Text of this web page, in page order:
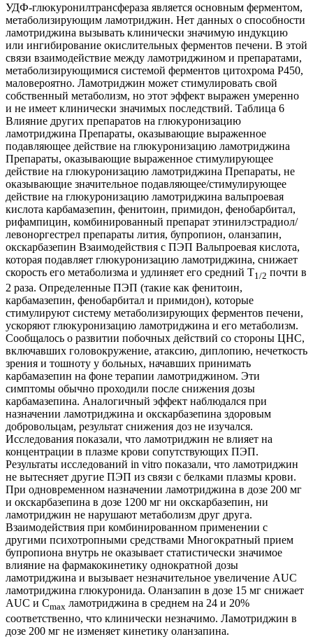
УДФ-глюкуронилтрансфераза является основным ферментом,
метаболизирующим ламотриджин. Нет данных о способности
ламотриджина вызывать клинически значимую индукцию
или ингибирование окислительных ферментов печени. В этой
связи взаимодействие между ламотриджином и препаратами,
метаболизирующимися системой ферментов цитохрома Р450,
маловероятно. Ламотриджин может стимулировать свой
собственный метаболизм, но этот эффект выражен умеренно
и не имеет клинически значимых последствий. Таблица 6
Влияние других препаратов на глюкуронизацию
ламотриджина Препараты, оказывающие выраженное
подавляющее действие на глюкуронизацию ламотриджина
Препараты, оказывающие выраженное стимулирующее
действие на глюкуронизацию ламотриджина Препараты, не
оказывающие значительное подавляющее/стимулирующее
действие на глюкуронизацию ламотриджина вальпроевая
кислота карбамазепин, фенитоин, примидон, фенобарбитал,
рифампицин, комбинированный препарат этинилэстрадиол/
левоноргестрел препараты лития, бупропион, оланзапин,
окскарбазепин Взаимодействия с ПЭП Вальпроевая кислота,
которая подавляет глюкуронизацию ламотриджина, снижает
скорость его метаболизма и удлиняет его средний T1/2 почти в
2 раза. Определенные ПЭП (такие как фенитоин,
карбамазепин, фенобарбитал и примидон), которые
стимулируют систему метаболизирующих ферментов печени,
ускоряют глюкуронизацию ламотриджина и его метаболизм.
Сообщалось о развитии побочных действий со стороны ЦНС,
включавших головокружение, атаксию, диплопию, нечеткость
зрения и тошноту у больных, начавших принимать
карбамазепин на фоне терапии ламотриджином. Эти
симптомы обычно проходили после снижения дозы
карбамазепина. Аналогичный эффект наблюдался при
назначении ламотриджина и окскарбазепина здоровым
добровольцам, результат снижения доз не изучался.
Исследования показали, что ламотриджин не влияет на
концентрации в плазме крови сопутствующих ПЭП.
Результаты исследований in vitro показали, что ламотриджин
не вытесняет другие ПЭП из связи с белками плазмы крови.
При одновременном назначении ламотриджина в дозе 200 мг
и окскарбазепина в дозе 1200 мг ни окскарбазепин, ни
ламотриджин не нарушают метаболизм друг друга.
Взаимодействия при комбинированном применении с
другими психотропными средствами Многократный прием
бупропиона внутрь не оказывает статистически значимое
влияние на фармакокинетику однократной дозы
ламотриджина и вызывает незначительное увеличение AUC
ламотриджина глюкуронида. Оланзапин в дозе 15 мг снижает
AUC и Cmax ламотриджина в среднем на 24 и 20%
соответственно, что клинически незначимо. Ламотриджин в
дозе 200 мг не изменяет кинетику оланзапина.